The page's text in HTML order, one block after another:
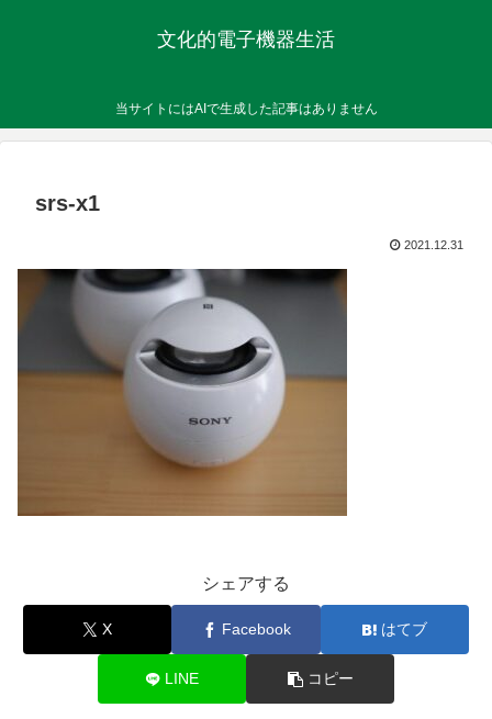
文化的電子機器生活
当サイトにはAIで生成した記事はありません
srs-x1
2021.12.31
シェアする
X Facebook はてブ
LINE コピー